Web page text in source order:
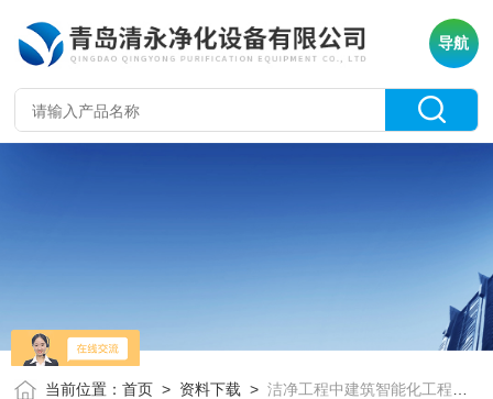
导航
当前位置：首页 > 资料下载 >洁净工程中建筑智能化工程施工技术要点